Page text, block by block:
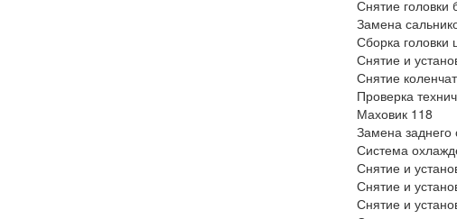
Снятие головки
Замена
Сборка головки
Снятие и
Снятие
Проверка
Маховик 118
Замена заднего
Система
Снятие и
Снятие и
Снятие и